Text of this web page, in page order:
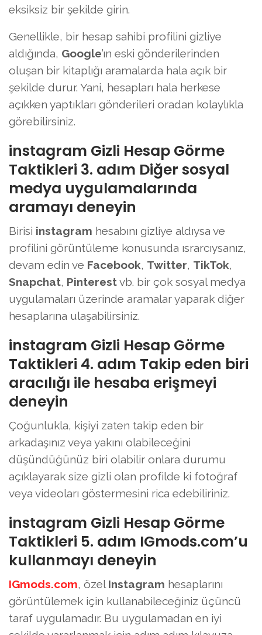
eksiksiz bir şekilde girin.
Genellikle, bir hesap sahibi profilini gizliye
aldığında, Google’ın eski gönderilerinden
oluşan bir kitaplığı aramalarda hala açık bir
şekilde durur. Yani, hesapları hala herkese
açıkken yaptıkları gönderileri oradan kolaylıkla
görebilirsiniz.
instagram Gizli Hesap Görme
Taktikleri 3. adım Diğer sosyal
medya uygulamalarında
aramayı deneyin
Birisi instagram hesabını gizliye aldıysa ve
profilini görüntüleme konusunda ısrarcıysanız,
devam edin ve Facebook, Twitter, TikTok,
Snapchat, Pinterestvb. bir çok sosyal medya
uygulamaları üzerinde aramalar yaparak diğer
hesaplarına ulaşabilirsiniz.
instagram Gizli Hesap Görme
Taktikleri 4. adım Takip eden biri
aracılığı ile hesaba erişmeyi
deneyin
Çoğunlukla, kişiyi zaten takip eden bir
arkadaşınız veya yakını olabileceğini
düşündüğünüz biri olabilir onlara durumu
açıklayarak size gizli olan profilde ki fotoğraf
veya videoları göstermesini rica edebiliriniz.
instagram Gizli Hesap Görme
Taktikleri 5. adım IGmods.com’u
kullanmayı deneyin
IGmods.com, özelInstagram hesaplarını
görüntülemek için kullanabileceğiniz üçüncü
taraf uygulamadır. Bu uygulamadan en iyi